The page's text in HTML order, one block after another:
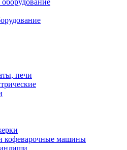
печи
кофеварочные машины